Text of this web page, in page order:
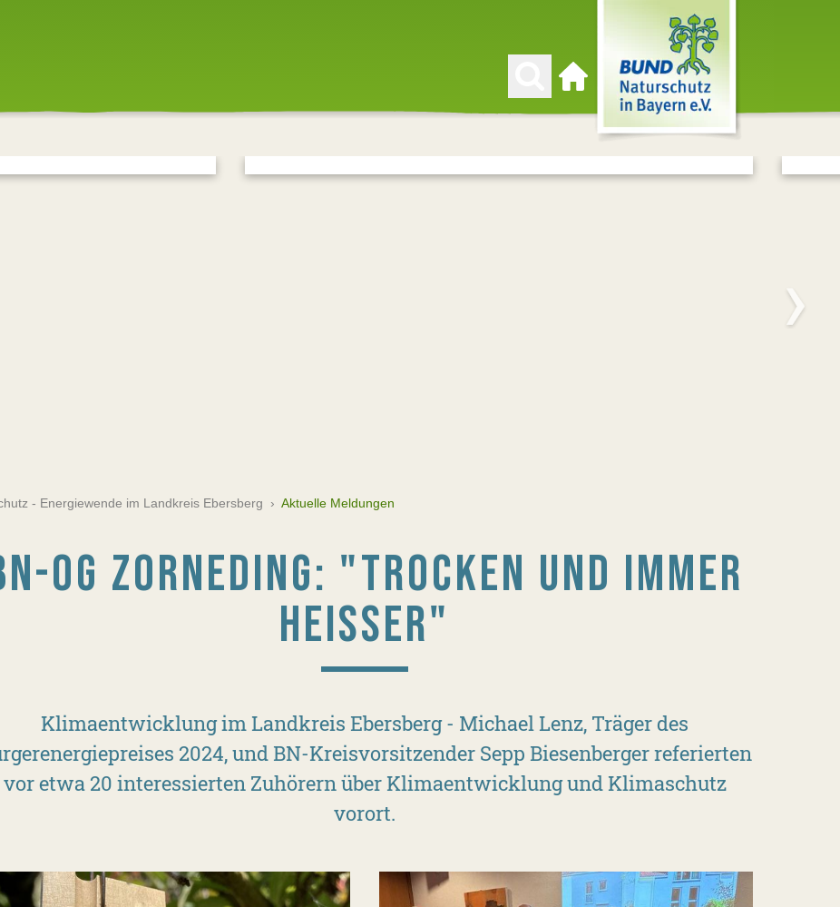
Zur Startseite
- Energiewende im Landkreis Ebersberg › Aktuelle Meldungen
OG ZORNEDING: "TROCKEN UND IMMER
HEISSER"
Klimaentwicklung im Landkreis Ebersberg - Michael Lenz, Träger des
2024, und BN-Kreisvorsitzender Sepp Biesenberger referierten
vor etwa 20 interessierten Zuhörern über Klimaentwicklung und Klimaschutz
vorort.